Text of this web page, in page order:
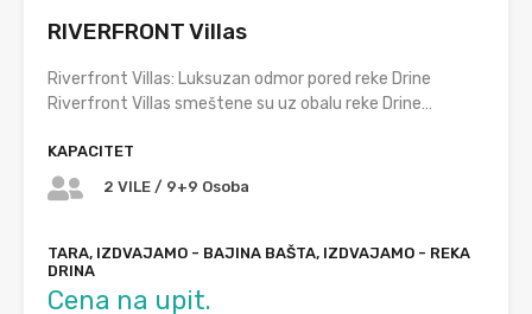
RIVERFRONT Villas
Riverfront Villas: Luksuzan odmor pored reke Drine
Riverfront Villas smeštene su uz obalu reke Drine…
KAPACITET
2 VILE / 9+9 Osoba
TARA, IZDVAJAMO - BAJINA BAŠTA, IZDVAJAMO - REKA
DRINA
Cena na upit.